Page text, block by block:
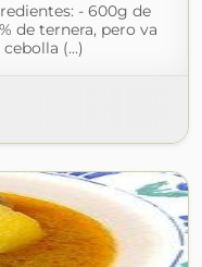
- 600g de
de ternera, pero va
(...)